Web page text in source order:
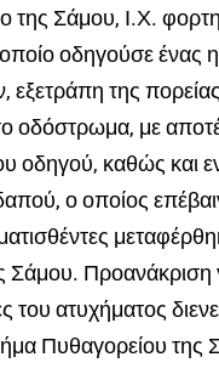
της Σάμου, Ι.Χ.
οποίο οδηγούσε ένας
εξετράπη της
οδόστρωμα, με
οδηγού, καθώς και
ο οποίος
Σάμου. Προανάκριση
του ατυχήματος
Πυθαγορείου της